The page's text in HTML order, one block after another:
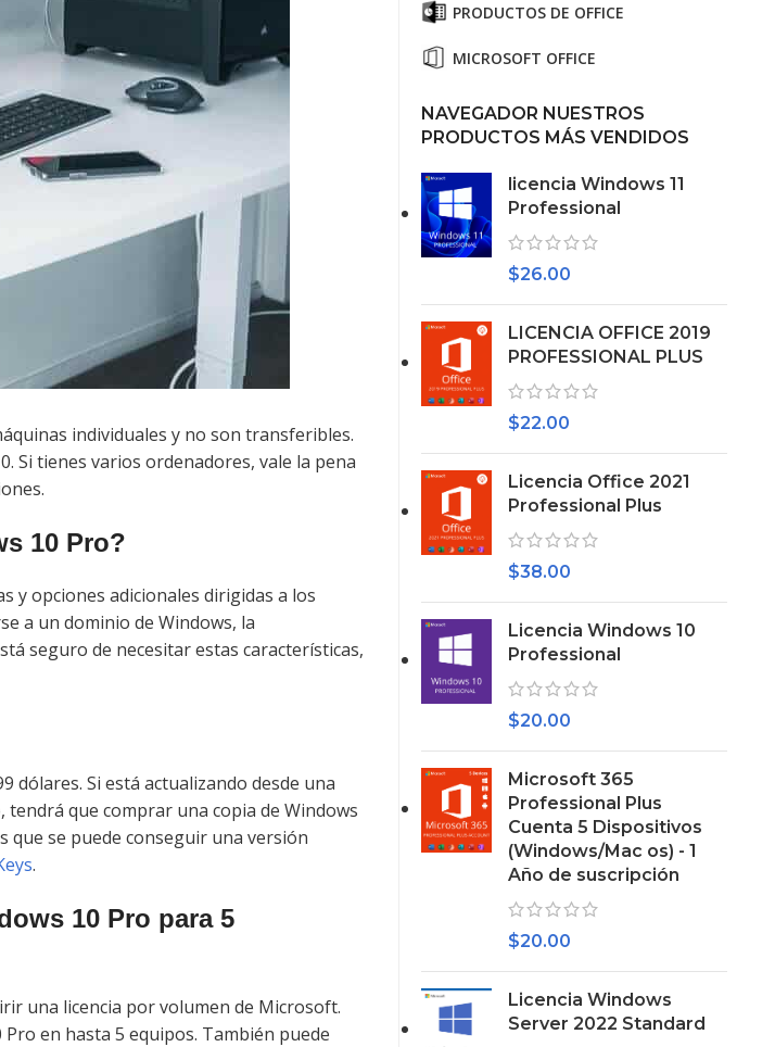
individuales y no son transferibles.
Si tienes varios ordenadores, vale la pena
10 Pro?
y opciones adicionales dirigidas a los
a un dominio de Windows, la
seguro de necesitar estas características,
dólares. Si está actualizando desde una
que comprar una copia de Windows
que se puede conseguir una versión
.
10 Pro para 5
una licencia por volumen de Microsoft.
en hasta 5 equipos. También puede
PRODUCTOS DE OFFICE
MICROSOFT OFFICE
NAVEGADOR NUESTROS
PRODUCTOS MÁS VENDIDOS
licencia Windows 11
Professional
$26.00
LICENCIA OFFICE 2019
PROFESSIONAL PLUS
$22.00
Licencia Office 2021
Professional Plus
$38.00
Licencia Windows 10
Professional
$20.00
Microsoft 365
Professional Plus
Cuenta 5 Dispositivos
(Windows/Mac os) - 1
Año de suscripción
$20.00
Licencia Windows
Server 2022 Standard